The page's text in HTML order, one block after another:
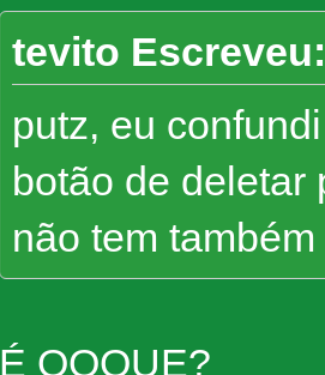
tevito Escreveu:
putz, eu
botão de deletar
não tem
É OQQUE?